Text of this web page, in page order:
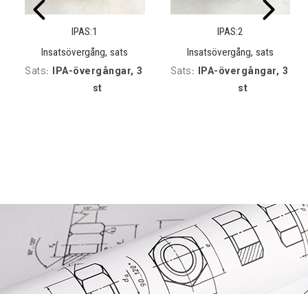
IPAS:1
Insatsövergång, sats
Sats:
IPA-övergångar, 3
st
IPAS:2
Insatsövergång, sats
Sats :
IPA-övergångar, 3
st